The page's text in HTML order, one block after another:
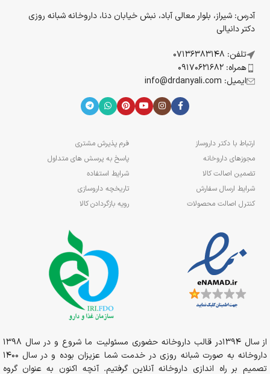
آدرس: شیراز، بلوار معالی آباد، نبش خیابان دنا، داروخانه شبانه روزی
دکتر دانیالی
تلفن: 07136383148
همراه: 09170621682
ایمیل: info@drdanyali.com
ارتباط با دکتر داروساز
مجوزهای داروخانه
تضمین اصالت کالا
شرایط ارسال سفارش
کنترل اصالت محصولات
فرم پذیرش مشتری
پاسخ به پرسش های متداول
شرایط استفاده
تاریخچه داروسازی
رویه بازگردادن کالا
از سال 1394در قالب داروخانه حضوری مسئولیت ما شروع و در سال 1398
داروخانه به صورت شبانه روزی در خدمت شما عزیزان بوده و در سال 1400
تصمیم بر راه اندازی داروخانه آنلاین گرفتیم. آنچه اکنون به عنوان گروه